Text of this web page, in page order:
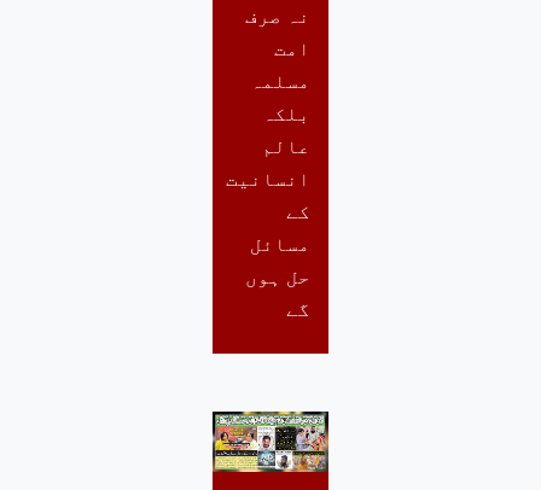
نہ صرف
امت
مسلمہ
بلکہ
عالم
انسانیت
کے
مسائل
حل ہوں
گے